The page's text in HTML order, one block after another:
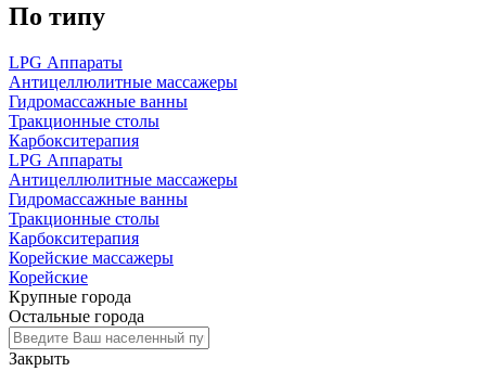
По типу
LPG Аппараты
Антицеллюлитные массажеры
Гидромассажные ванны
Тракционные столы
Карбокситерапия
LPG Аппараты
Антицеллюлитные массажеры
Гидромассажные ванны
Тракционные столы
Карбокситерапия
Корейские массажеры
Корейские
Крупные города
Остальные города
Закрыть